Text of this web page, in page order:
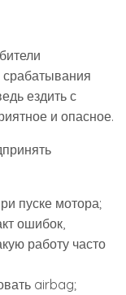
срабатывания
ездить с
и опасное.
пуске мотора;
ошибок,
работу часто
airbag;